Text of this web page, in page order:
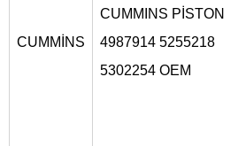
CUMMİNS
CUMMINS PİSTON
4987914 5255218
5302254 OEM